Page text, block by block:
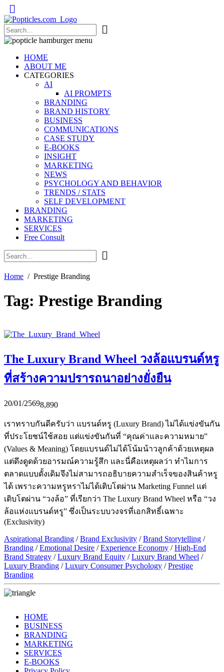
Popticles.com
HOME
ABOUT ME
CATEGORIES
AI
AI PROMPTS
BRANDING
BRAND HISTORY
BUSINESS
COMMUNICATIONS
CASE STUDY
E-BOOKS
INSIGHT
MARKETING
NEWS
PSYCHOLOGY AND BEHAVIOR
TRENDS / STATS
SELF DEVELOPMENT
BRANDING
MARKETING
SERVICES
Free Consult
Home Prestige Branding
Tag: Prestige Branding
The Luxury Brand Wheel วงล้อแบรนด์หรู
ที่สร้างความปรารถนาอย่างยั่งยืน
20/01/25698,890
เราทราบกันดีครับว่า แบรนด์หรู (Luxury Brand) ไม่ได้แข่งขันกัน
ที่ประโยชน์ใช้สอย แต่แข่งขันกันที่ “คุณค่าและความหมาย”
(Values & Meaning) โดยแบรนด์ไม่ได้โน้มน้าวลูกค้าด้วยเหตุผล
แต่ดึงดูดด้วยอารมณ์ความรู้สึก และนี่คือเหตุผลว่า ทำไมการ
ตลาดแบบดั้งเดิมจึงไม่สามารถอธิบายความสำเร็จของสินค้าหรู
ได้ เพราะความหรูหราไม่ได้เติบโตผ่าน Marketing Funnel แต่
เติบโตผ่าน “วงล้อ” ที่เรียกว่า The Luxury Brand Wheel หรือ “วง
ล้อแห่งแบรนด์หรู” ซึ่งเป็นระบบวงจรที่เอกสิทธิ์เฉพาะ
(Exclusivity)
Aspirational Branding /Brand Exclusivity /Brand Storytelling /
Branding /Emotional Desire /Experience Economy /High-End
Brand Strategy /Luxury Brand Equity /Luxury Brand Wheel /
Luxury Branding /Luxury Consumer Psychology /Prestige
Branding
HOME
BUSINESS
BRANDING
MARKETING
SERVICES
E-BOOKS